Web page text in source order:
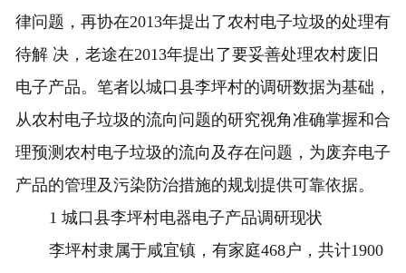
律问题，再协在2013年提出了农村电子垃圾的处理有
待解 决，老途在2013年提出了要妥善处理农村废旧
电子产品。笔者以城口县李坪村的调研数据为基础，
从农村电子垃圾的流向问题的研究视角准确掌握和合
理预测农村电子垃圾的流向及存在问题，为废弃电子
产品的管理及污染防治措施的规划提供可靠依据。
1 城口县李坪村电器电子产品调研现状
李坪村隶属于咸宜镇，有家庭468户，共计1900